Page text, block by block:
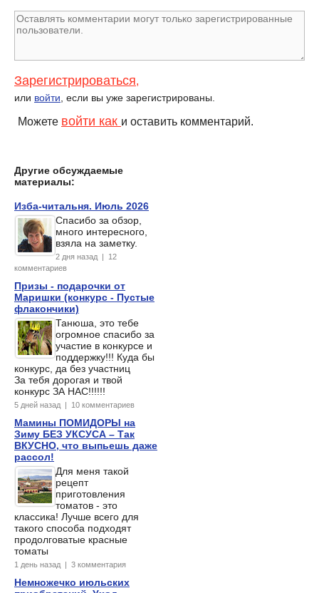
Зарегистрироваться,
или войти , если вы уже зарегистрированы.
Можете войти как и оставить комментарий.
Другие обсуждаемые
материалы:
Изба-читальня. Июль 2026
Спасибо за обзор,
много интересного,
взяла на заметку.
2 дня назад | 12
комментариев
Призы - подарочки от
Маришки (конкурс - Пустые
флакончики)
Танюша, это тебе
огромное спасибо за
участие в конкурсе и
поддержку!!! Куда бы
конкурс, да без участниц
За тебя дорогая и твой
конкурс ЗА НАС!!!!!!
5 дней назад | 10 комментариев
Мамины ПОМИДОРЫ на
Зиму БЕЗ УКСУСА – Так
ВКУСНО, что выпьешь даже
рассол!
Для меня такой
рецепт
приготовления
томатов - это
классика! Лучше всего для
такого способа подходят
продолговатые красные
томаты
1 день назад | 3 комментария
Немножечко июльских